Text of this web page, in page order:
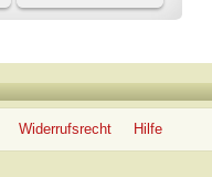
Zarathustra
Widerrufsrecht Hilfe